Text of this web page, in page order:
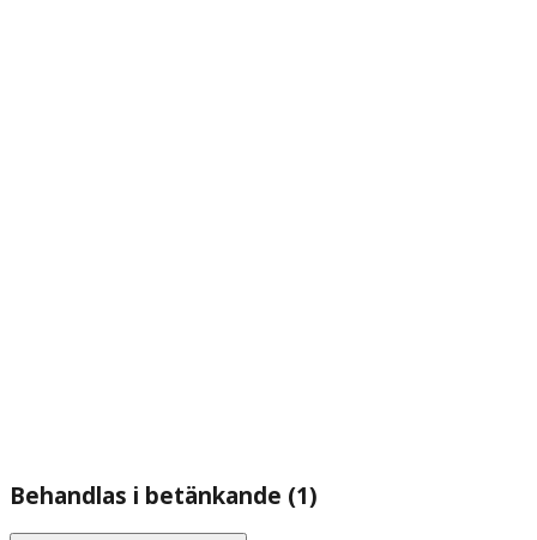
Behandlas i betänkande (1)